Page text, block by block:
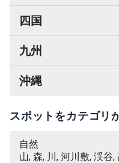
四国
九州
沖縄
スポットをカテゴリ
自然
山, 森, 川, 河川敷, 渓谷